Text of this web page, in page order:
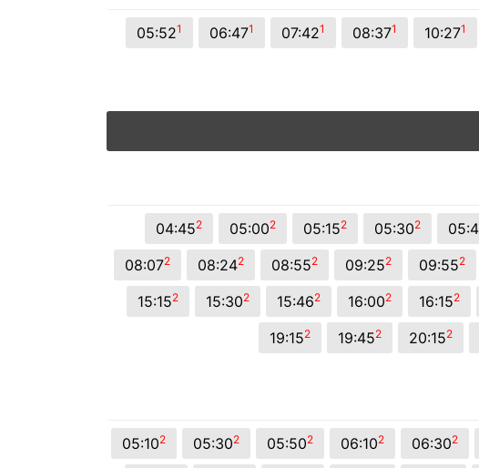
05:521 06:471 07:421 08:371 10:271
04:452 05:002 05:152 05:302
08:072 08:242 08:552 09:252 09:552
15:152 15:302 15:462 16:002 16:152
19:152 19:452 20:152
05:102 05:302 05:502 06:102 06:302